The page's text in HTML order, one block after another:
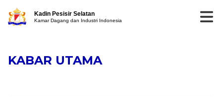
Kadin Pesisir Selatan
Kamar Dagang dan Industri Indonesia
KABAR UTAMA